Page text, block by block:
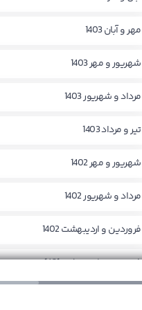
مهر و آبان 1403
شهریور و مهر 1403
مرداد و شهریور 1403
تیر و مرداد 1403
شهریور و مهر 1402
مرداد و شهریور 1402
فروردین و اردیبهشت 1402
فروردین و اردیبهشت 1401